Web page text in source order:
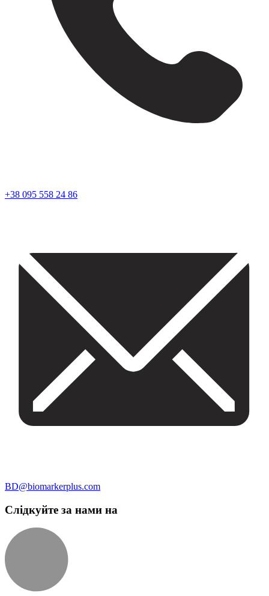
+38 095 558 24 86
BD@biomarkerplus.com
Слідкуйте за нами на